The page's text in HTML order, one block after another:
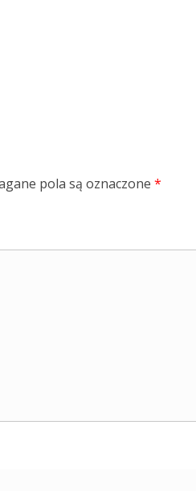
pola są oznaczone *